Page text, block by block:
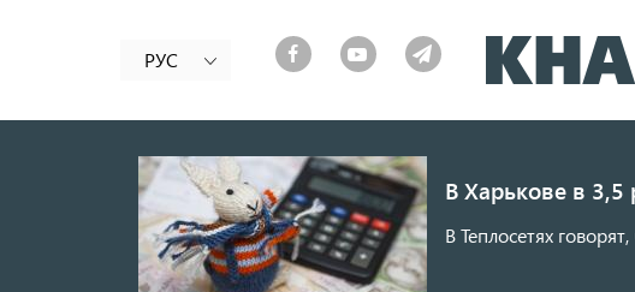
РУС
В Харькове в
В Теплосетях